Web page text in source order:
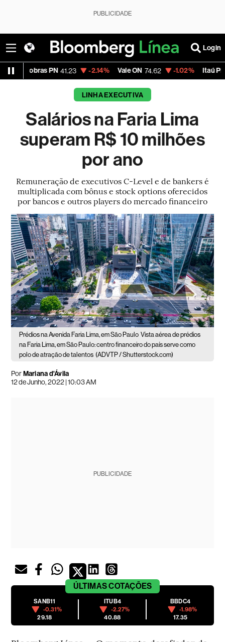
PUBLICIDADE
Login
41.23 -2.14% Vale ON 74.62 -1.02% Itaú PN 40.89 -
LINHA EXECUTIVA
Salários na Faria Lima
superam R$ 10 milhões
por ano
Remuneração de executivos C-Level e de bankers é
multiplicada com bônus e stock options oferecidos
por bancos e outros players do mercado financeiro
Prédios na Avenida Faria Lima, em São Paulo Vista aérea de prédios
na Faria Lima, em São Paulo: centro financeiro do país serve como
polo de atração de talentos (ADVTP / Shutterstock.com)
PorMariana d'Ávila
12 de Junho, 2022 | 10:03 AM
PUBLICIDADE
ÚLTIMASCOTAÇÕES
SANB11
-0.31%
29.18
ITUB4
-2.27%
40.88
BBDC4
-1.98%
17.35